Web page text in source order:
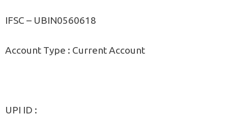
IFSC – UBIN0560618
Account Type : Current Account
UPI ID :